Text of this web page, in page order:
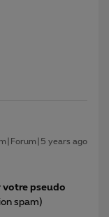
years ago
votre pseudo
spam)